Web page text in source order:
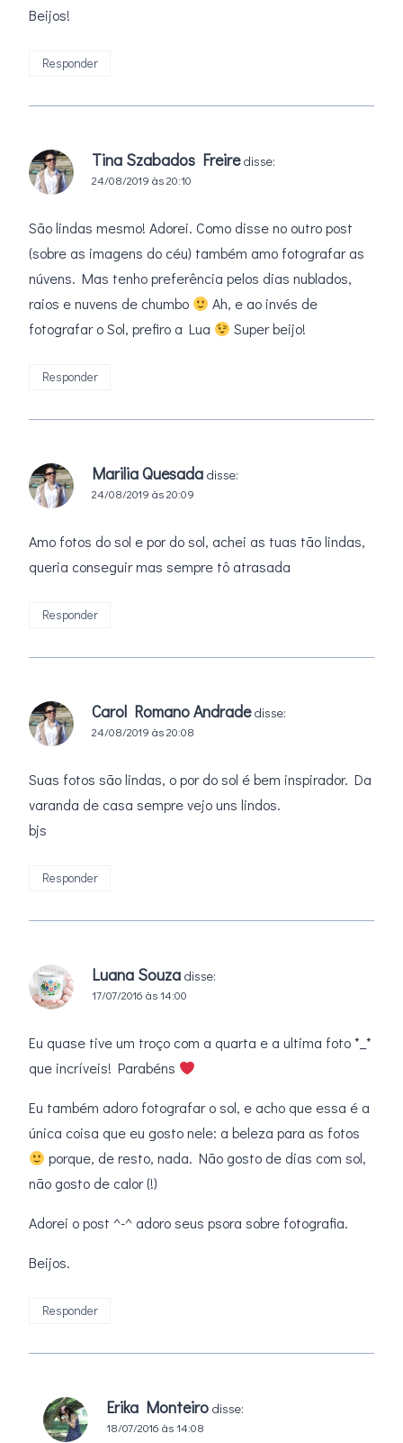
Beijos!
Responder
Tina Szabados Freire disse:
24/08/2019 às 20:10
São lindas mesmo! Adorei. Como disse no outro post
(sobre as imagens do céu) também amo fotografar as
núvens. Mas tenho preferência pelos dias nublados,
raios e nuvens de chumbo
Ah, e ao invés de
fotografar o Sol, prefiro a Lua
Super beijo!
Responder
Marilia Quesada disse:
24/08/2019 às 20:09
Amo fotos do sol e por do sol, achei as tuas tão lindas,
queria conseguir mas sempre tô atrasada
Responder
Carol Romano Andrade disse:
24/08/2019 às 20:08
Suas fotos são lindas, o por do sol é bem inspirador. Da
varanda de casa sempre vejo uns lindos.
bjs
Responder
Luana Souza disse:
17/07/2016 às 14:00
Eu quase tive um troço com a quarta e a ultima foto *_*
que incríveis! Parabéns
Eu também adoro fotografar o sol, e acho que essa é a
única coisa que eu gosto nele: a beleza para as fotos
porque, de resto, nada. Não gosto de dias com sol,
não gosto de calor (!)
Adorei o post ^-^ adoro seus psora sobre fotografia.
Beijos.
Responder
Erika Monteiro disse:
18/07/2016 às 14:08